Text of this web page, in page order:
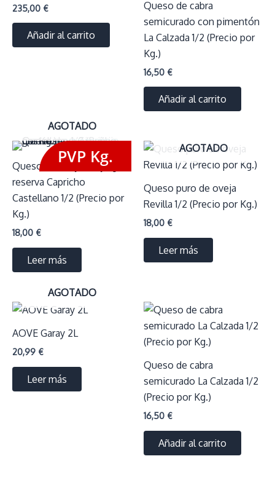
235,00 €
Añadir al carrito
Queso de cabra
semicurado con pimentón
La Calzada 1/2 (Precio por
Kg.)
16,50 €
Añadir al carrito
PVP Kg.
AGOTADO
Queso de oveja añejo gran
reserva Capricho
Castellano 1/2 (Precio por
Kg.)
18,00 €
Leer más
AGOTADO
Queso puro de oveja
Revilla 1/2 (Precio por Kg.)
18,00 €
Leer más
AGOTADO
AOVE Garay 2L
20,99 €
Leer más
Queso de cabra
semicurado La Calzada 1/2
(Precio por Kg.)
16,50 €
Añadir al carrito